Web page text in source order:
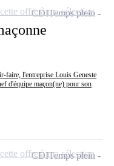
faire, l'entreprise Louis Geneste
d'équipe maçon(ne) pour son
CDITemps plein
offre à ma sélection
CDITemps plein
offre à ma sélection